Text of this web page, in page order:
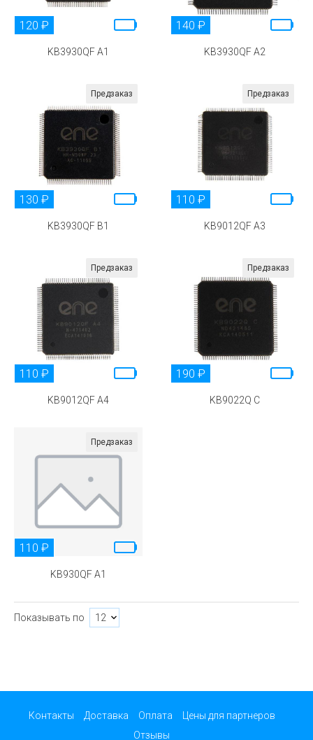
120 ₽
KB3930QF A1
140 ₽
KB3930QF A2
Предзаказ
130 ₽
KB3930QF B1
Предзаказ
110 ₽
KB9012QF A3
Предзаказ
110 ₽
KB9012QF A4
Предзаказ
190 ₽
KB9022Q C
Предзаказ
110 ₽
KB930QF A1
Показывать по
Контакты Доставка Оплата
Цены для партнеров
Отзывы